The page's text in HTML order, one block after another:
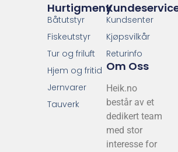
Kundsenter
Kjøpsvilkår
Returinfo
Om Oss
Heik.no
består av et
dedikert team
med stor
interesse for
Hurtigmeny
Båtutstyr
Fiskeutstyr
Tur og friluft
Hjem og fritid
Jernvarer
Tauverk